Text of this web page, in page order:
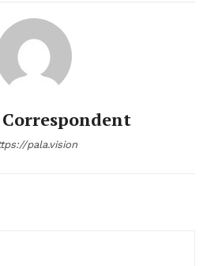
pala.vision